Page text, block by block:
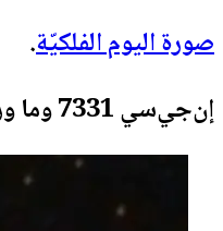
صورة اليوم الفلكيّة.
إن‌جي‌سي 7331 وما وراءها